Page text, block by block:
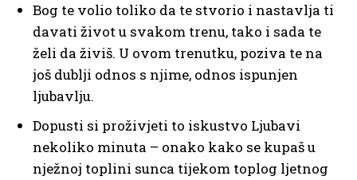
Bog te volio toliko da te stvorio i nastavlja ti
davati život u svakom trenu, tako i sada te
želi da živiš. U ovom trenutku, poziva te na
još dublji odnos s njime, odnos ispunjen
ljubavlju.
Dopusti si proživjeti to iskustvo Ljubavi
nekoliko minuta – onako kako se kupaš u
nježnoj toplini sunca tijekom toplog ljetnog